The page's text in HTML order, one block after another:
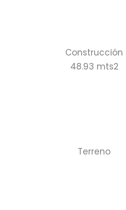
Construcción
48.93 mts2
Terreno